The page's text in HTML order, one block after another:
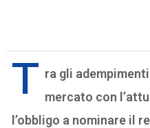
T ra gli
mercato con
l’obbligo a nominare il